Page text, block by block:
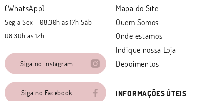
(WhatsApp)
Seg a Sex - 08.30h as 17h Sáb -
08.30h as 12h
Siga no Instagram
Siga no Facebook
Mapa do Site
Quem Somos
Onde estamos
Indique nossa Loja
Depoimentos
INFORMAÇÕES ÚTEIS